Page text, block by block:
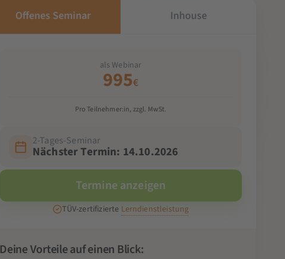
Offenes Seminar Inhouse
als Webinar
995€
Pro Teilnehmer:in, zzgl. MwSt.
2-Tages-Seminar
Nächster Termin: 14.10.2026
Termine anzeigen
TÜV-zertifizierte Lerndienstleistung
Deine Vorteile auf einen Blick: